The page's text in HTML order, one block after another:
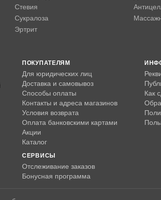
Стевия
Сукралоза
Эртрит
ПОКУПАТЕЛЯМ
Для юридических лиц
Доставка и самовывоз
Способы оплаты
Контакты и адреса магазинов
Условия возврата
Оплата банковскими картами
Акции
Каталог
СЕРВИСЫ
Отслеживание заказов
Бонусная программа
Как